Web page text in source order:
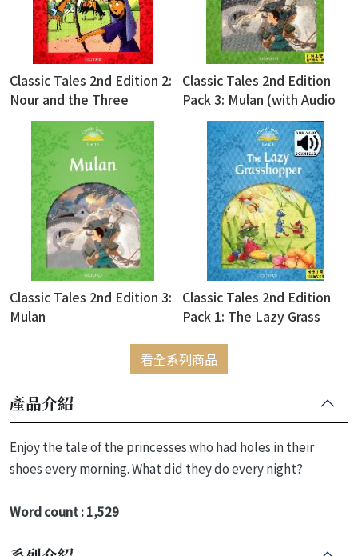
Classic Tales 2nd Edition 2:
Nour and the Three
Princes
Classic Tales 2nd Edition
Pack 3: Mulan (with Audio
Download Access Code)
Classic Tales 2nd Edition 3:
Mulan
Classic Tales 2nd Edition
Pack 1: The Lazy Grass
Download Access Code)
看全系列商品
產品介紹
Enjoy the tale of the princesses who had holes in their
shoes every morning. What did they do every night?
Word count : 1,529